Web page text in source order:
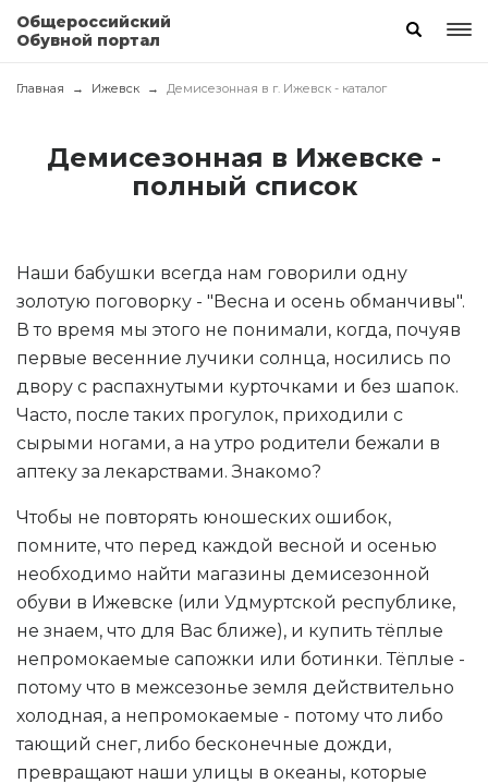
Общероссийский
Обувной портал
Главная Ижевск Демисезонная в г. Ижевск - каталог
Демисезонная в Ижевске -
полный список
Наши бабушки всегда нам говорили одну
золотую поговорку - "Весна и осень обманчивы".
В то время мы этого не понимали, когда, почуяв
первые весенние лучики солнца, носились по
двору с распахнутыми курточками и без шапок.
Часто, после таких прогулок, приходили с
сырыми ногами, а на утро родители бежали в
аптеку за лекарствами. Знакомо?
Чтобы не повторять юношеских ошибок,
помните, что перед каждой весной и осенью
необходимо найти магазины демисезонной
обуви в Ижевске (или Удмуртской республике,
не знаем, что для Вас ближе), и купить тёплые
непромокаемые сапожки или ботинки. Тёплые -
потому что в межсезонье земля действительно
холодная, а непромокаемые - потому что либо
тающий снег, либо бесконечные дожди,
превращают наши улицы в океаны, которые